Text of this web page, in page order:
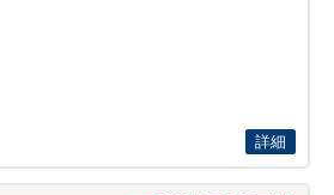
詳細